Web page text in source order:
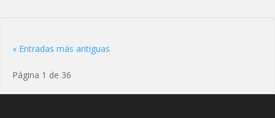
« Entradas más antiguas
Página 1 de 36